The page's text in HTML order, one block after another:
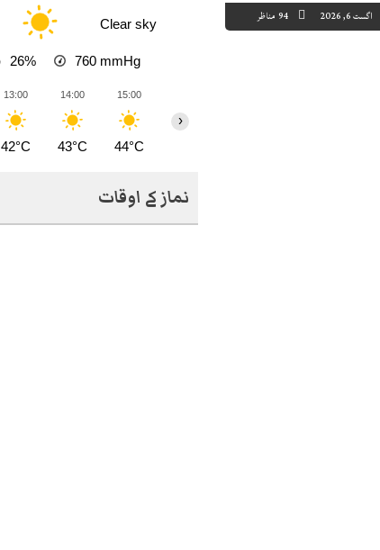
اگست 6, 2026 94 مناظر Clear sky
26% 760 mmHg
13:00
42°C
14:00
43°C
15:00
44°C
›
نماز کے اوقات